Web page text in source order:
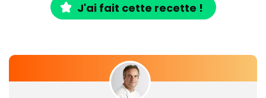
J'ai fait cette recette !